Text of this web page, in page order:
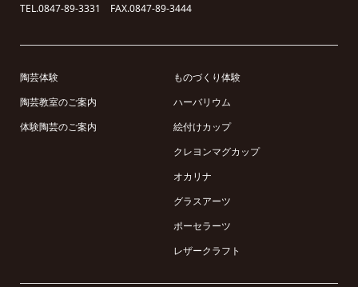
TEL.0847-89-3331 FAX.0847-89-3444
陶芸体験
陶芸教室のご案内
体験陶芸のご案内
ものづくり体験
ハーバリウム
絵付けカップ
クレヨンマグカップ
オカリナ
グラスアーツ
ポーセラーツ
レザークラフト